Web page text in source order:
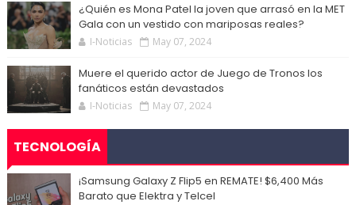
¿Quién es Mona Patel la joven que arrasó en la MET
Gala con un vestido con mariposas reales?
I-Noticias May 07, 2024
Muere el querido actor de Juego de Tronos los
fanáticos están devastados
I-Noticias May 07, 2024
TECNOLOGÍA
¡Samsung Galaxy Z Flip5 en REMATE! $6,400 Más
Barato que Elektra y Telcel